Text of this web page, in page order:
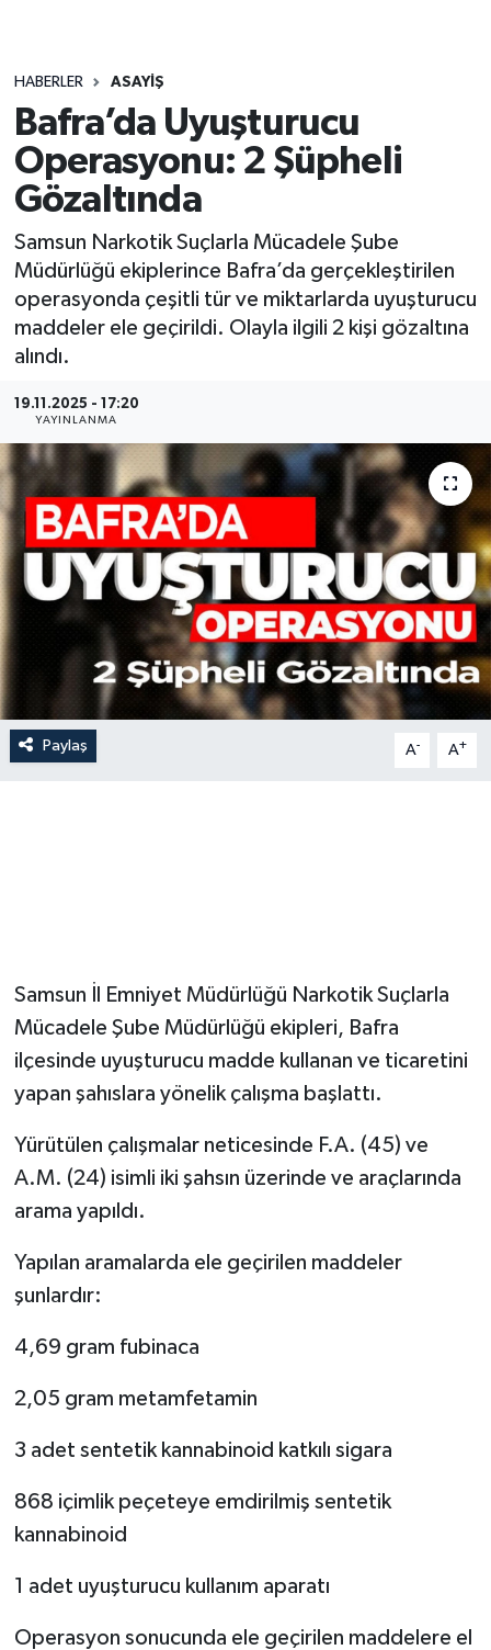
HABERLER ASAYIŞ
Bafra’da Uyuşturucu
Operasyonu: 2 Şüpheli
Gözaltında
Samsun Narkotik Suçlarla Mücadele Şube
Müdürlüğü ekiplerince Bafra’da gerçekleştirilen
operasyonda çeşitli tür ve miktarlarda uyuşturucu
maddeler ele geçirildi. Olayla ilgili 2 kişi gözaltına
alındı.
19.11.2025 - 17:20
YAYINLANMA
Paylaş A- A+
Samsun İl Emniyet Müdürlüğü Narkotik Suçlarla
Mücadele Şube Müdürlüğü ekipleri, Bafra
ilçesinde uyuşturucu madde kullanan ve ticaretini
yapan şahıslara yönelik çalışma başlattı.
Yürütülen çalışmalar neticesinde F.A. (45) ve
A.M. (24) isimli iki şahsın üzerinde ve araçlarında
arama yapıldı.
Yapılan aramalarda ele geçirilen maddeler
şunlardır:
4,69 gram fubinaca
2,05 gram metamfetamin
3 adet sentetik kannabinoid katkılı sigara
868 içimlik peçeteye emdirilmiş sentetik
kannabinoid
1 adet uyuşturucu kullanım aparatı
Operasyon sonucunda ele geçirilen maddelere el